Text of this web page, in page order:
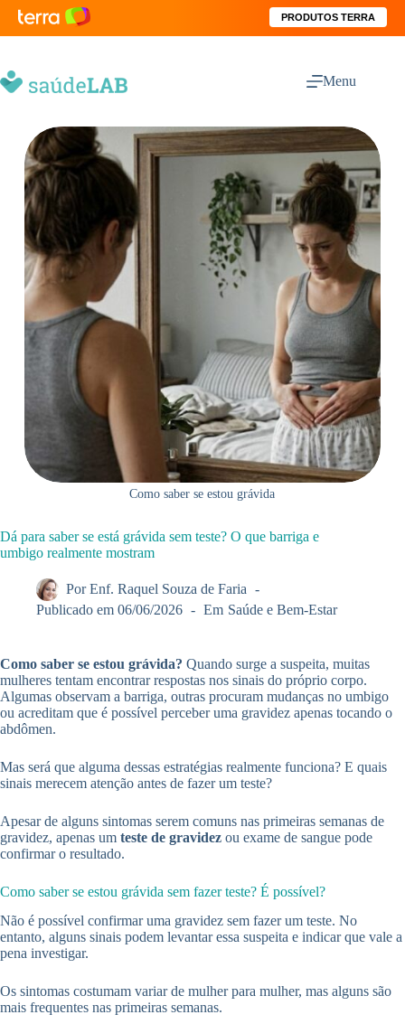
PRODUTOS TERRA
Menu
Como saber se estou grávida
Dá para saber se está grávida sem teste? O que barriga e
umbigo realmente mostram
Por Enf. Raquel Souza de Faria
Publicado em 06/06/2026 Em Saúde e Bem-Estar
Como saber se estou grávida? Quando surge a suspeita, muitas
mulheres tentam encontrar respostas nos sinais do próprio corpo.
Algumas observam a barriga, outras procuram mudanças no umbigo
ou acreditam que é possível perceber uma gravidez apenas tocando o
abdômen.
Mas será que alguma dessas estratégias realmente funciona? E quais
sinais merecem atenção antes de fazer um teste?
Apesar de alguns sintomas serem comuns nas primeiras semanas de
gravidez, apenas um teste de gravidez ou exame de sangue pode
confirmar o resultado.
Como saber se estou grávida sem fazer teste? É possível?
Não é possível confirmar uma gravidez sem fazer um teste. No
entanto, alguns sinais podem levantar essa suspeita e indicar que vale a
pena investigar.
Os sintomas costumam variar de mulher para mulher, mas alguns são
mais frequentes nas primeiras semanas.